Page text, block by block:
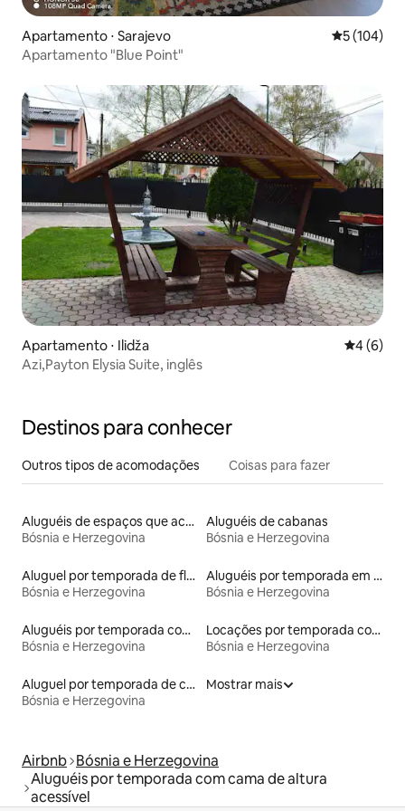
Apartamento ⋅ Sarajevo 5 de uma
5 (104)
Apartamento "Blue Point"
Apartamento ⋅ Ilidža 4 de uma
4 (6)
Azi,Payton Elysia Suite, inglês
Destinos para conhecer
Outros tipos de acomodações Coisas para fazer
Aluguéis de espaços que aceitam animais de estimação
Bósnia e Herzegovina
Aluguéis de cabanas
Bósnia e Herzegovina
Aluguel por temporada de flats
Bósnia e Herzegovina
Aluguéis por temporada em hotéis-fazenda
Bósnia e Herzegovina
Aluguéis por temporada com acesso ao lago
Bósnia e Herzegovina
Locações por temporada com piscina
Bósnia e Herzegovina
Aluguel por temporada de casas na terra
Bósnia e Herzegovina
Mostrar mais
Airbnb Bósnia e Herzegovina
Aluguéis por temporada com cama de altura
acessível